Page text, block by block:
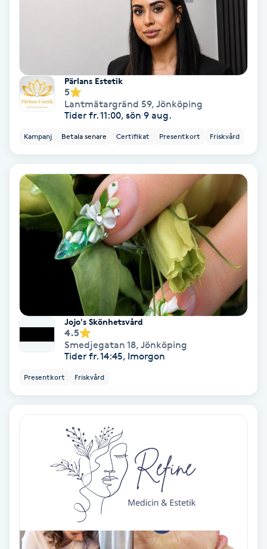
Mixfransar
Nagelförlängning akryl
Nagelförlängning gelé
Nagelförlängning glasfiber
Nagelförlängning silke
Nagelförstärkning
Nagelklippning
Nagelvård
Naglar borttagning
Naglar reparation
Pärlans Estetik
5
Lantmätargränd 59, Jönköping
Tider fr. 11:00, sön 9 aug.
Kampanj Betala senare Certifikat Presentkort Friskvård
Jojo's Skönhetsvård
4.5
Smedjegatan 18, Jönköping
Tider fr. 14:45, Imorgon
Presentkort Friskvård